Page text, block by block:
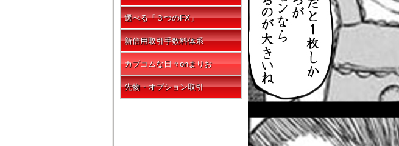
選べる「３つのFX」
新信用取引手数料体系
カブコムな日々onまりお
先物・オプション取引